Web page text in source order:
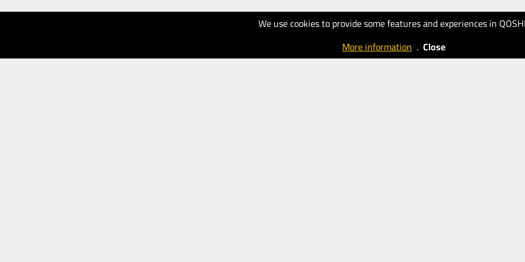
We use cookies to provide some features and experiences in
More information . Close